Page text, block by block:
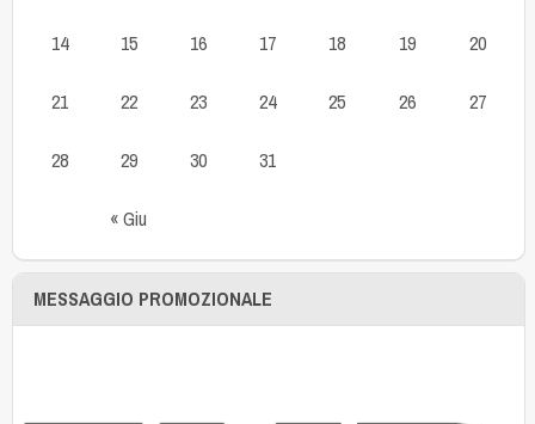
« Giu
14 15 16 17 18 19 20
21 22 23 24 25 26 27
28 29 30 31
MESSAGGIO PROMOZIONALE